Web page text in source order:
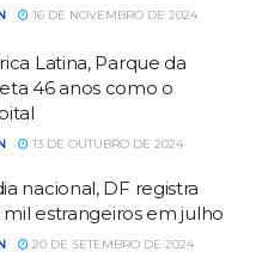
16 DE NOVEMBRO DE 2024
Latina, Parque da
46 anos como o
13 DE OUTUBRO DE 2024
nacional, DF registra
mil estrangeiros em julho
20 DE SETEMBRO DE 2024